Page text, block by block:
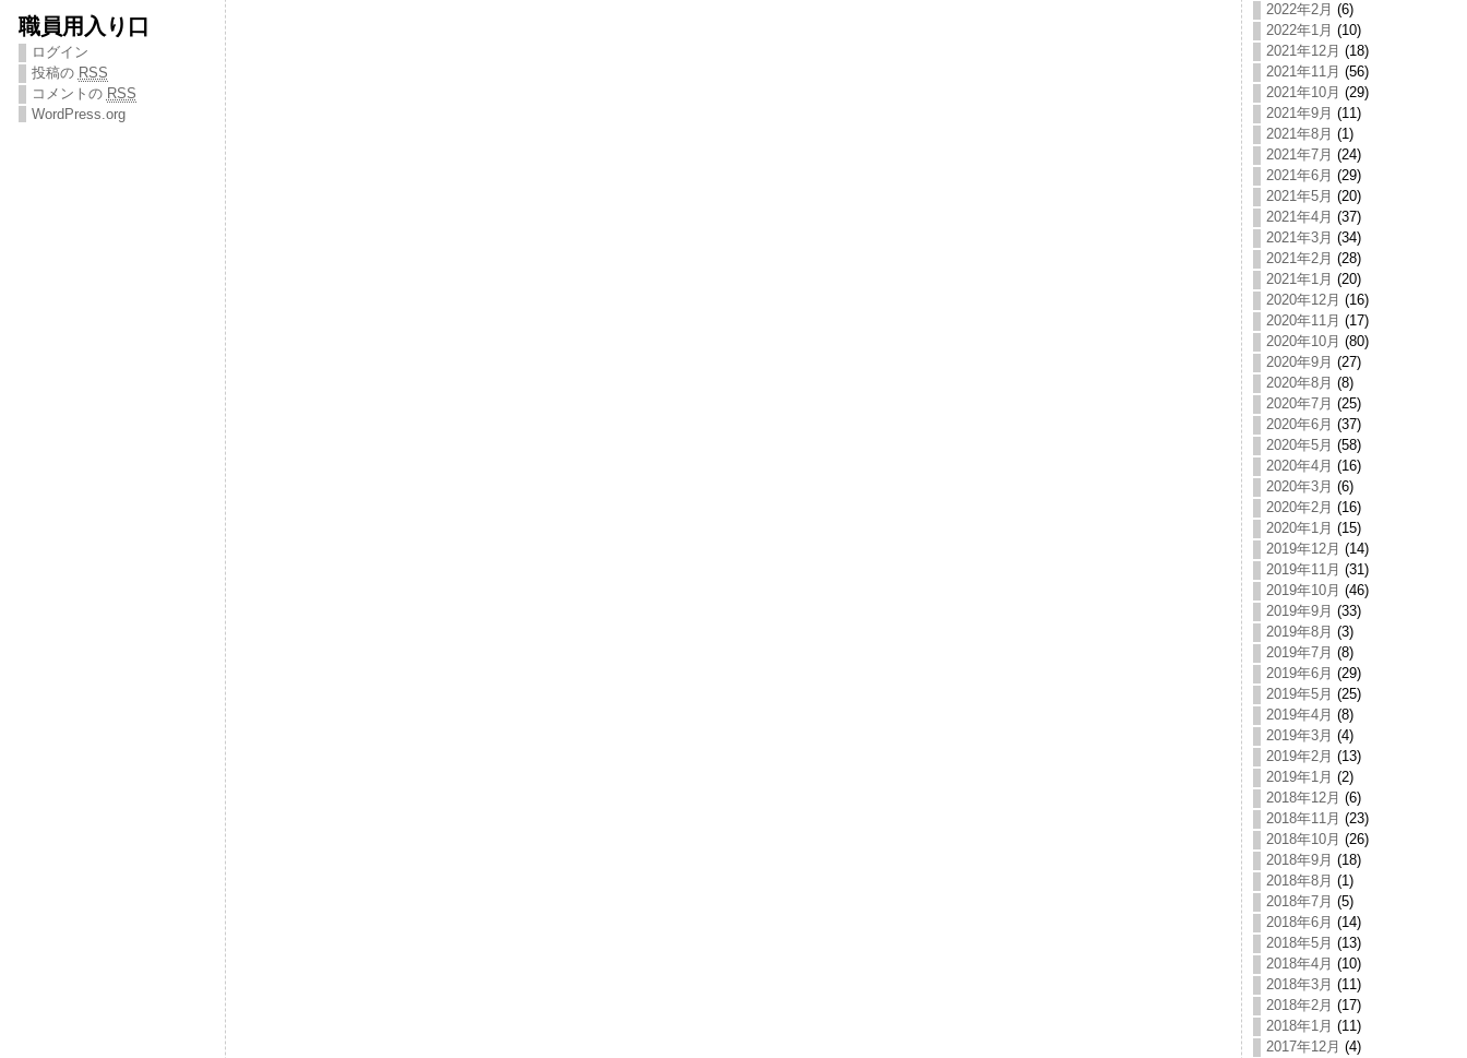
職員用入り口
ログイン
投稿の RSS
コメントの RSS
WordPress.org
2022年2月 (6)
2022年1月 (10)
2021年12月 (18)
2021年11月 (56)
2021年10月 (29)
2021年9月 (11)
2021年8月 (1)
2021年7月 (24)
2021年6月 (29)
2021年5月 (20)
2021年4月 (37)
2021年3月 (34)
2021年2月 (28)
2021年1月 (20)
2020年12月 (16)
2020年11月 (17)
2020年10月 (80)
2020年9月 (27)
2020年8月 (8)
2020年7月 (25)
2020年6月 (37)
2020年5月 (58)
2020年4月 (16)
2020年3月 (6)
2020年2月 (16)
2020年1月 (15)
2019年12月 (14)
2019年11月 (31)
2019年10月 (46)
2019年9月 (33)
2019年8月 (3)
2019年7月 (8)
2019年6月 (29)
2019年5月 (25)
2019年4月 (8)
2019年3月 (4)
2019年2月 (13)
2019年1月 (2)
2018年12月 (6)
2018年11月 (23)
2018年10月 (26)
2018年9月 (18)
2018年8月 (1)
2018年7月 (5)
2018年6月 (14)
2018年5月 (13)
2018年4月 (10)
2018年3月 (11)
2018年2月 (17)
2018年1月 (11)
2017年12月 (4)